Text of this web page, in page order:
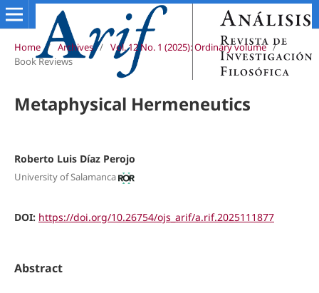
Home / Archives / Vol. 12 No. 1 (2025): Ordinary volume /
Book Reviews
Metaphysical Hermeneutics
Roberto Luis Díaz Perojo
University of Salamanca
DOI: https://doi.org/10.26754/ojs_arif/a.rif.2025111877
Abstract